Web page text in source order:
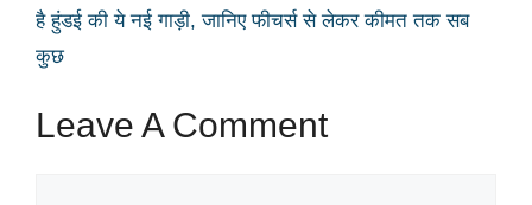
है हुंडई की ये नई गाड़ी, जानिए फीचर्स से लेकर कीमत तक सब
कुछ
Leave A Comment